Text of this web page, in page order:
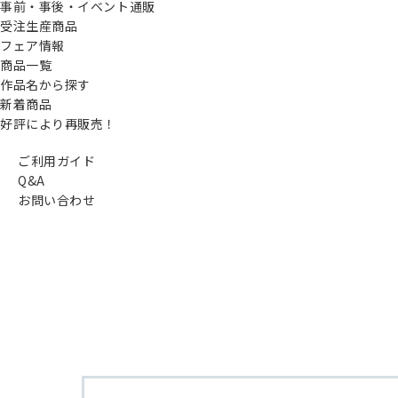
事前・事後・イベント通販
受注生産商品
フェア情報
商品一覧
作品名から探す
新着商品
好評により再販売！
ご利用ガイド
Q&A
お問い合わせ